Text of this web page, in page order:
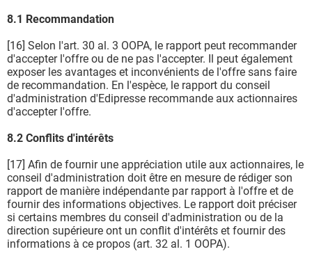
8.1 Recommandation
[16] Selon l'art. 30 al. 3 OOPA, le rapport peut recommander
d'accepter l'offre ou de ne pas l'accepter. Il peut également
exposer les avantages et inconvénients de l'offre sans faire
de recommandation. En l'espèce, le rapport du conseil
d'administration d'Edipresse recommande aux actionnaires
d'accepter l'offre.
8.2 Conflits d'intérêts
[17] Afin de fournir une appréciation utile aux actionnaires, le
conseil d'administration doit être en mesure de rédiger son
rapport de manière indépendante par rapport à l'offre et de
fournir des informations objectives. Le rapport doit préciser
si certains membres du conseil d'administration ou de la
direction supérieure ont un conflit d'intérêts et fournir des
informations à ce propos (art. 32 al. 1 OOPA).